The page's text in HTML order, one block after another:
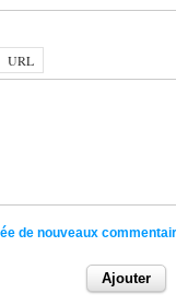
de nouveaux